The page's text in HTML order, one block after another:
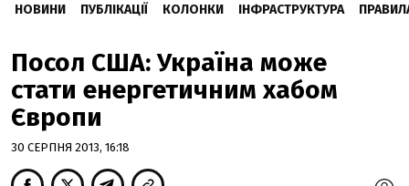
НОВИНИ ПУБЛІКАЦІЇ КОЛОНКИ ІНФРАСТРУКТУРА
Посол США: Україна може
стати енергетичним хабом
Європи
30 СЕРПНЯ 2013, 16:18